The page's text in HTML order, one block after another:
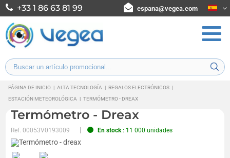
+33 1 86 63 81 99 espana@vegea.com
PÁGINA DE INICIO | ALTA TECNOLOGÍA | REGALOS ELECTRÓNICOS |
ESTACIÓN METEOROLÓGICA
| TERMÓMETRO - DREAX
Termómetro - Dreax
Ref.00053V0193009 En stock: 11 000 unidades